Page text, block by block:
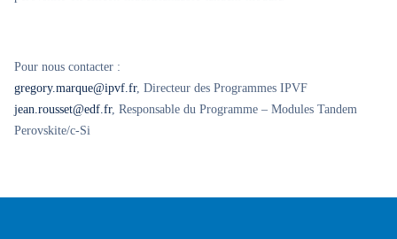
Pour nous contacter :
gregory.marque@ipvf.fr, Directeur des Programmes IPVF
jean.rousset@edf.fr, Responsable du Programme – Modules Tandem
Perovskite/c-Si